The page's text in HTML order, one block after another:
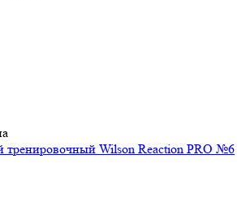
тренировочный Wilson Reaction PRO №6